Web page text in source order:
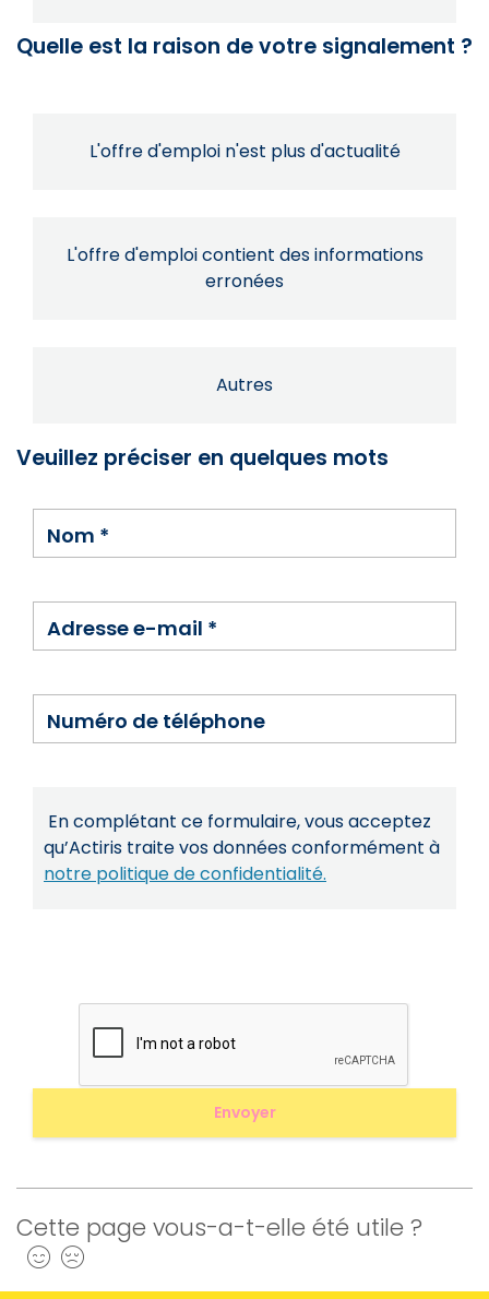
Quelle est la raison de votre signalement ?
L'offre d'emploi n'est plus d'actualité
L'offre d'emploi contient des informations
erronées
Autres
Veuillez préciser en quelques mots
Nom *
Adresse e-mail *
Numéro de téléphone
En complétant ce formulaire, vous acceptez
qu’Actiris traite vos données conformément à
notre politique de confidentialité.
Cette page vous-a-t-elle été utile ?
Oui